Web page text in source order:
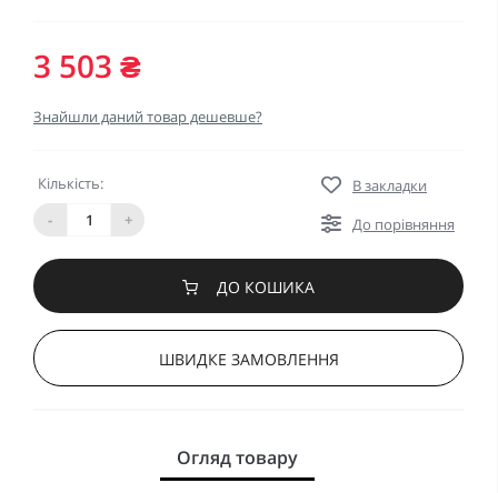
3 503 ₴
Знайшли даний товар дешевше?
Кількість:
-
+
В закладки
До порівняння
ДО КОШИКА
ШВИДКЕ ЗАМОВЛЕННЯ
Огляд товару